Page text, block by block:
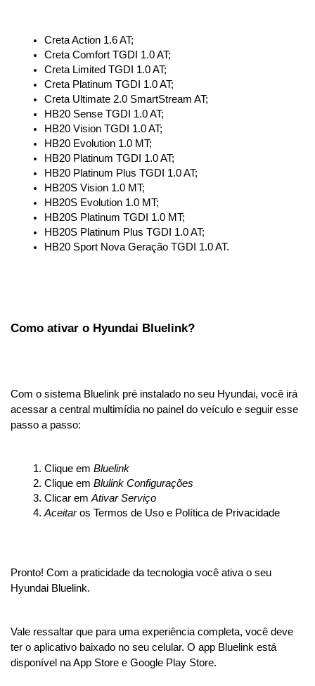
Creta Action 1.6 AT;
Creta Comfort TGDI 1.0 AT;
Creta Limited TGDI 1.0 AT;
Creta Platinum TGDI 1.0 AT;
Creta Ultimate 2.0 SmartStream AT;
HB20 Sense TGDI 1.0 AT;
HB20 Vision TGDI 1.0 AT;
HB20 Evolution 1.0 MT;
HB20 Platinum TGDI 1.0 AT;
HB20 Platinum Plus TGDI 1.0 AT;
HB20S Vision 1.0 MT;
HB20S Evolution 1.0 MT;
HB20S Platinum TGDI 1.0 MT;
HB20S Platinum Plus TGDI 1.0 AT;
HB20 Sport Nova Geração TGDI 1.0 AT.
Como ativar o Hyundai Bluelink?
Com o sistema Bluelink pré instalado no seu Hyundai, você irá
acessar a central multimídia no painel do veículo e seguir esse
passo a passo:
Clique em Bluelink
Clique em Blulink Configurações
Clicar em Ativar Serviço
Aceitar os Termos de Uso e Política de Privacidade
Pronto! Com a praticidade da tecnologia você ativa o seu
Hyundai Bluelink.
Vale ressaltar que para uma experiência completa, você deve
ter o aplicativo baixado no seu celular. O app Bluelink está
disponível na App Store e Google Play Store.